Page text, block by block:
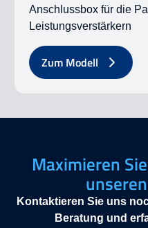
Anschlussbox für die
Leistungsverstärkern
Zum Modell
Maximieren
Kontaktieren Sie uns
Beratung und